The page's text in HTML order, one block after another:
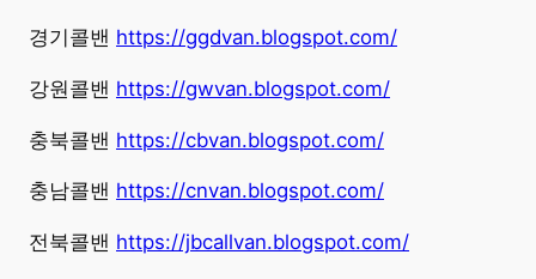
경기콜밴 https://ggdvan.blogspot.com/
강원콜밴 https://gwvan.blogspot.com/
충북콜밴 https://cbvan.blogspot.com/
충남콜밴 https://cnvan.blogspot.com/
전북콜밴 https://jbcallvan.blogspot.com/